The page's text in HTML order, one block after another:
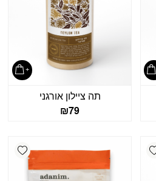
תה ציילון אורגני
₪79
Add wishlist